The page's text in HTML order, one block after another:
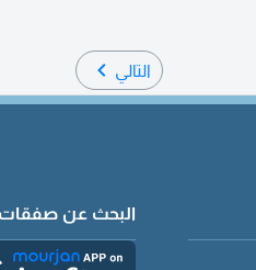
التالي
البحث عن صفقات